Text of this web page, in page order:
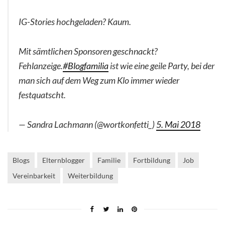
IG-Stories hochgeladen? Kaum.
Mit sämtlichen Sponsoren geschnackt?
Fehlanzeige.#Blogfamiliaist wie eine geile Party, bei der
man sich auf dem Weg zum Klo immer wieder
festquatscht.
— Sandra Lachmann (@wortkonfetti_)5. Mai 2018
Blogs Elternblogger Familie Fortbildung
Job
Vereinbarkeit
Weiterbildung